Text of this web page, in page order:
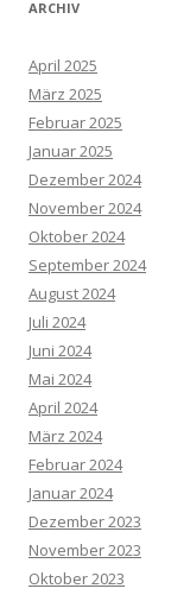
ARCHIV
April 2025
März 2025
Februar 2025
Januar 2025
Dezember 2024
November 2024
Oktober 2024
September 2024
August 2024
Juli 2024
Juni 2024
Mai 2024
April 2024
März 2024
Februar 2024
Januar 2024
Dezember 2023
November 2023
Oktober 2023